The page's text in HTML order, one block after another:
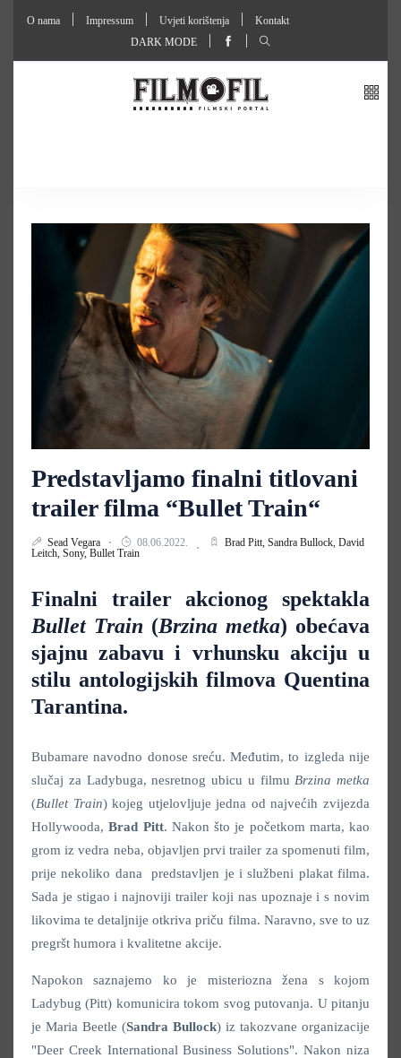
O nama Impressum Uvjeti korištenja
Kontakt
DARK MODE
Predstavljamo finalni titlovani
trailer filma “Bullet Train“
Sead Vegara 08.06.2022. Brad Pitt, Sandra Bullock, David
Leitch, Sony, Bullet Train
Finalni trailer akcionog spektakla
Bullet Train (Brzina metka) obećava
sjajnu zabavu i vrhunsku akciju u
stilu antologijskih filmova Quentina
Tarantina.
Bubamare navodno donose sreću. Međutim, to izgleda nije
slučaj za Ladybuga, nesretnog ubicu u filmu Brzina metka
(Bullet Train) kojeg utjelovljuje jedna od najvećih zvijezda
Hollywooda,Brad Pitt. Nakon što je početkom marta, kao
grom iz vedra neba, objavljen prvi trailer za spomenuti film,
prije nekoliko dana predstavljen je i službeni plakat filma.
Sada je stigao i najnoviji trailer koji nas upoznaje i s novim
likovima te detaljnije otkriva priču filma. Naravno, sve to uz
pregršt humora i kvalitetne akcije.
Napokon saznajemo ko je misteriozna žena s kojom
Ladybug (Pitt) komunicira tokom svog putovanja. U pitanju
je Maria Beetle (Sandra Bullock) iz takozvane organizacije
"Deer Creek International Business Solutions". Nakon niza